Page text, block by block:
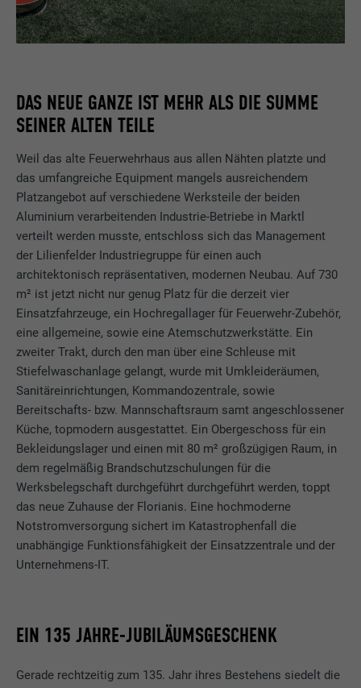
DAS NEUE GANZE IST MEHR ALS DIE SUMME
SEINER ALTEN TEILE
Weil das alte Feuerwehrhaus aus allen Nähten platzte und
das umfangreiche Equipment mangels ausreichendem
Platzangebot auf verschiedene Werksteile der beiden
Aluminium verarbeitenden Industrie-Betriebe in Marktl
verteilt werden musste, entschloss sich das Management
der Lilienfelder Industriegruppe für einen auch
architektonisch repräsentativen, modernen Neubau. Auf 730
m² ist jetzt nicht nur genug Platz für die derzeit vier
Einsatzfahrzeuge, ein Hochregallager für Feuerwehr-Zubehör,
eine allgemeine, sowie eine Atemschutzwerkstätte. Ein
zweiter Trakt, durch den man über eine Schleuse mit
Stiefelwaschanlage gelangt, wurde mit Umkleideräumen,
Sanitäreinrichtungen, Kommandozentrale, sowie
Bereitschafts- bzw. Mannschaftsraum samt angeschlossener
Küche, topmodern ausgestattet. Ein Obergeschoss für ein
Bekleidungslager und einen mit 80 m² großzügigen Raum, in
dem regelmäßig Brandschutzschulungen für die
Werksbelegschaft durchgeführt durchgeführt werden, toppt
das neue Zuhause der Florianis. Eine hochmoderne
Notstromversorgung sichert im Katastrophenfall die
unabhängige Funktionsfähigkeit der Einsatzzentrale und der
Unternehmens-IT.
EIN 135 JAHRE-JUBILÄUMSGESCHENK
Gerade rechtzeitig zum 135. Jahr ihres Bestehens siedelt die